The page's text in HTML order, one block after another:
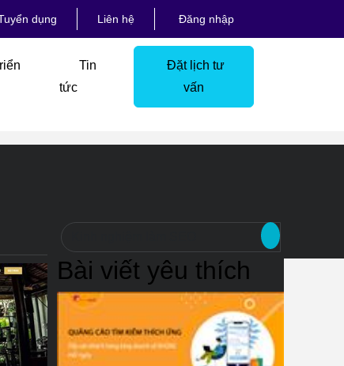
dụng Liên hệ Đăng nhập
Tin
tức
Đặt lịch tư
vấn
Bài viết yêu thích